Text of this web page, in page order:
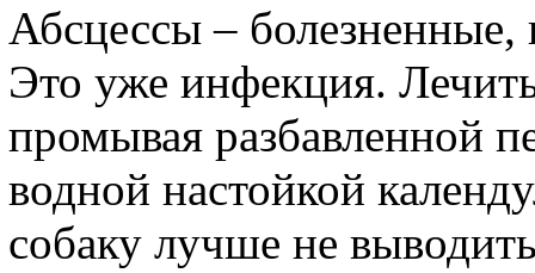
Абсцессы –
Это уже инфекция.
промывая разбавленной
водной настойкой
собаку лучше не